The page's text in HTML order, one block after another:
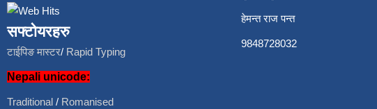
सफ्टोयरहरु
टाईपिङ मास्टर/ Rapid Typing
Nepali unicode:
Traditional / Romanised
हेमन्त राज पन्त
9848728032